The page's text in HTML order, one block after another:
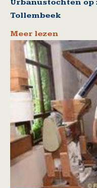
Urbanustochten op
Tollembeek
Meer lezen